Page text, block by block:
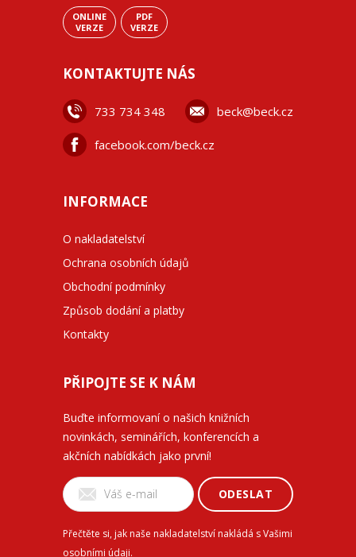
ONLINE
VERZE
PDF
VERZE
KONTAKTUJTE NÁS
733 734 348 beck@beck.cz
facebook.com/beck.cz
INFORMACE
O nakladatelství
Ochrana osobních údajů
Obchodní podmínky
Způsob dodání a platby
Kontakty
PŘIPOJTE SE K NÁM
Buďte informovaní o našich knižních
novinkách, seminářích, konferencích a
akčních nabídkách jako první!
ODESLAT
Přečtěte si, jak naše nakladatelství nakládá s Vašimi
osobními údaji.